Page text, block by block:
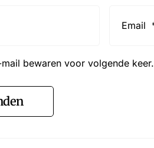
bewaren voor volgende keer.